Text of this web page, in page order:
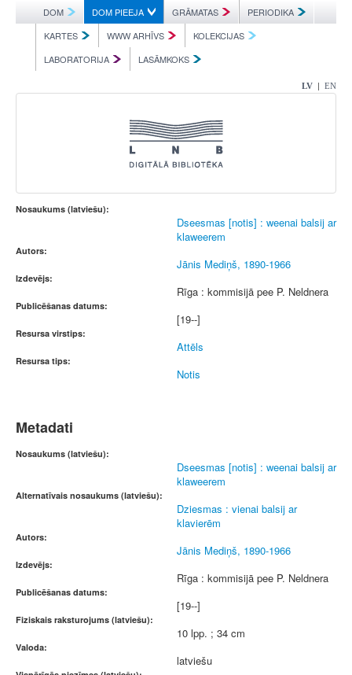
DOM DOM PIEEJA GRĀMATAS
PERIODIKA
KARTES
WWW ARHĪVS
KOLEKCIJAS
LABORATORIJA
LASĀMKOKS
LV | EN
Nosaukums (latviešu):
Dseesmas [notis] : weenai balsij ar
klaweerem
Autors:
Jānis Mediņš, 1890-1966
Izdevējs:
Rīga : kommisijā pee P. Neldnera
Publicēšanas datums:
[19--]
Resursa virstips:
Attēls
Resursa tips:
Notis
Metadati
Nosaukums (latviešu):
Dseesmas [notis] : weenai balsij ar
klaweerem
Alternatīvais nosaukums (latviešu):
Dziesmas : vienai balsij ar
klavierēm
Autors:
Jānis Mediņš, 1890-1966
Izdevējs:
Rīga : kommisijā pee P. Neldnera
Publicēšanas datums:
[19--]
Fiziskais raksturojums (latviešu):
10 lpp. ; 34 cm
Valoda:
latviešu